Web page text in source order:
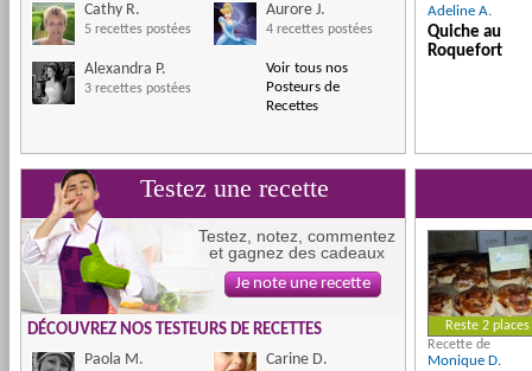
Cathy R.
5 recettes postées
Aurore J.
4 recettes postées
Alexandra P.
3 recettes postées
Voir tous nos
Posteurs de
Recettes
Adeline A.
Quiche au
Roquefort
Testez une recette
Testez, notez, commentez
et gagnez des cadeaux
Je note une recette
DÉCOUVREZ NOS TESTEURS DE RECETTES
Paola M.
Carine D.
Reste 2 places
Recette de
Monique D.